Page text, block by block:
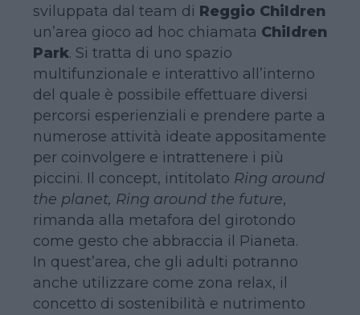
sviluppata dal team di Reggio Children
un’area gioco ad hoc chiamata Children
Park. Si tratta di uno spazio
multifunzionale e interattivo all’interno
del quale è possibile effettuare diversi
percorsi esperienziali e prendere parte a
numerose attività ideate appositamente
per coinvolgere e intrattenere i più
piccini. Il concept, intitolato Ring around
the planet, Ring around the future,
rimanda alla metafora del girotondo
come gesto che abbraccia il Pianeta.
In quest’area, che gli adulti potranno
anche utilizzare come zona relax, il
concetto di sostenibilità e nutrimento